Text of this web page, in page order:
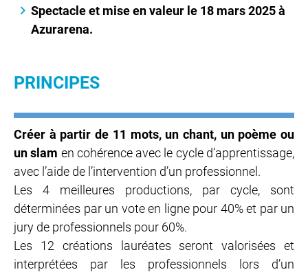
Spectacle et mise en valeur le 18 mars 2025 à
Azurarena.
PRINCIPES
Créer à partir de 11 mots, un chant, un poème ou
un slam en cohérence avec le cycle d’apprentissage,
avec l’aide de l’intervention d’un professionnel.
Les 4 meilleures productions, par cycle, sont
déterminées par un vote en ligne pour 40% et par un
jury de professionnels pour 60%.
Les 12 créations lauréates seront valorisées et
interprétées par les professionnels lors d’un